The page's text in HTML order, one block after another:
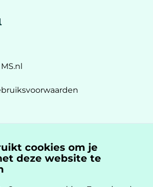
initiatief van:
cookies om je
deze website te